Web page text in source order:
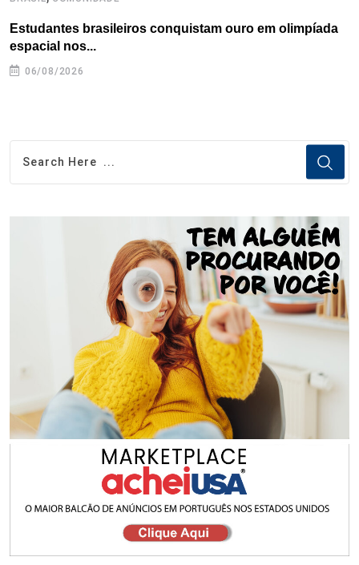
Estudantes brasileiros conquistam ouro em olimpíada
espacial nos...
06/08/2026